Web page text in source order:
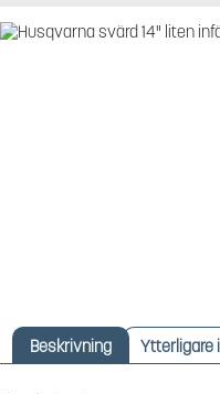
Beskrivning Ytterligare